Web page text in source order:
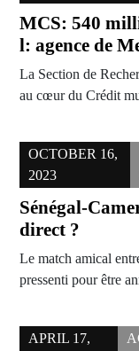
MCS: 540
l: agence de
La Section de
au cœur du Crédit
OCTOBER 16,
2023
Sénégal-
direct ?
Le match amical
pressenti pour être
APRIL 17,